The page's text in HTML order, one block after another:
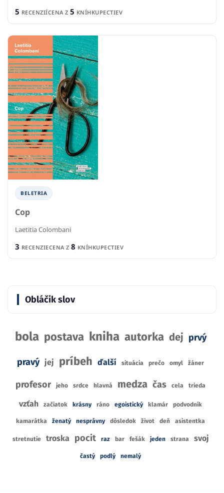
5 RECENZIÍCENA Z 5 KNÍHKUPECTIEV
BELETRIA
Cop
Laetitia Colombani
3 RECENZIECENA Z 8 KNÍHKUPECTIEV
Obláčik slov
bola postava kniha autorka dej prvý
pravý jej príbeh ďalší situácia prečo omyl žáner
profesor jeho srdce hlavná medza čas cela trieda
vzťah začiatok krásny ráno egoistický klamár podvodník
kamarátka ženatý nesprávny dôsledok život deň asistentka
stretnutie troska pocit raz bar fešák jeden strana svoj
častý podlý nemalý